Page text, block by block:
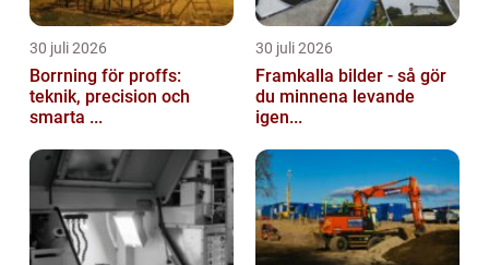
30 juli 2026
Borrning för proffs:
teknik, precision och
smarta ...
30 juli 2026
Framkalla bilder - så gör
du minnena levande
igen...